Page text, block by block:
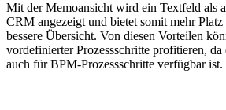
Mit der Memoansicht wird ein Textfeld als
CRM angezeigt und bietet somit mehr
bessere Übersicht. Von diesen Vorteilen
vordefinierter Prozessschritte profitieren,
auch für BPM-Prozessschritte verfügbar ist.